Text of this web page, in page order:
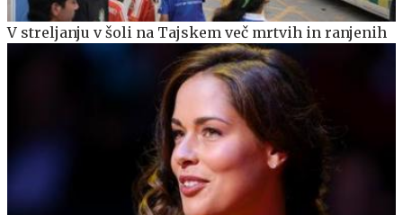
V streljanju v šoli na Tajskem več mrtvih in ranjenih